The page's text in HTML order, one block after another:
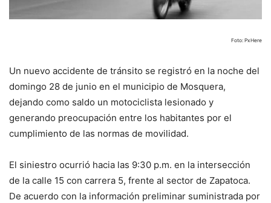
Foto: PxHere
Un nuevo accidente de tránsito se registró en la noche del
domingo 28 de junio en el municipio de Mosquera,
dejando como saldo un motociclista lesionado y
generando preocupación entre los habitantes por el
cumplimiento de las normas de movilidad.
El siniestro ocurrió hacia las 9:30 p.m. en la intersección
de la calle 15 con carrera 5, frente al sector de Zapatoca.
De acuerdo con la información preliminar suministrada por